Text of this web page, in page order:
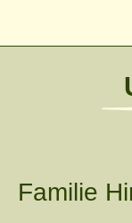
Familie